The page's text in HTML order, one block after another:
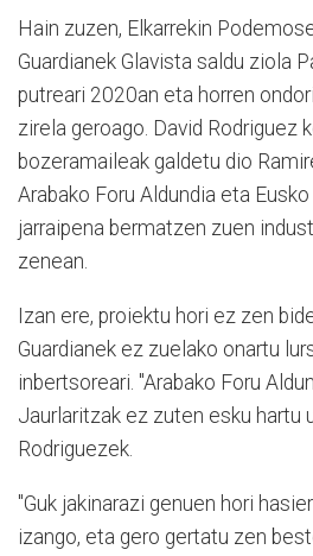
Hain zuzen, Elkarrekin
Guardianek Glavista saldu ziola
putreari 2020an eta horren
zirela geroago. David Rodriguez
bozeramaileak galdetu dio
Arabako Foru Aldundia eta
jarraipena bermatzen zuen
zenean.
Izan ere, proiektu hori ez zen
Guardianek ez zuelako onartu
inbertsoreari. "Arabako Foru
Jaurlaritzak ez zuten esku hartu
Rodriguezek.
"Guk jakinarazi genuen hori
izango, eta gero gertatu zen